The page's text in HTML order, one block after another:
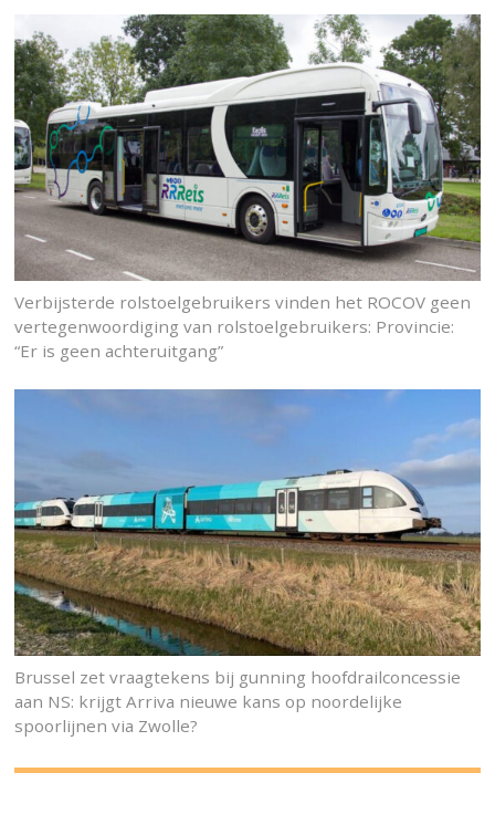
Verbijsterde rolstoelgebruikers vinden het ROCOV geen
vertegenwoordiging van rolstoelgebruikers: Provincie:
“Er is geen achteruitgang”
Brussel zet vraagtekens bij gunning hoofdrailconcessie
aan NS: krijgt Arriva nieuwe kans op noordelijke
spoorlijnen via Zwolle?